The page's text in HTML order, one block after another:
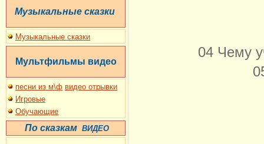
Музыкальные сказки
Музыкальные сказки
Мультфильмы видео
песни из м\ф видео отрывки
Игровые
Обучающие
По сказкам ВИДЕО
04 Чему